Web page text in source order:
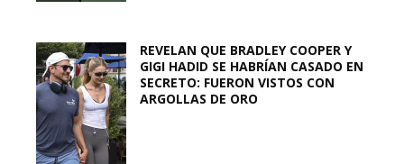
REVELAN QUE BRADLEY COOPER Y
GIGI HADID SE HABRÍAN CASADO EN
SECRETO: FUERON VISTOS CON
ARGOLLAS DE ORO